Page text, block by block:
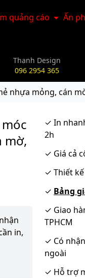
quảng cáo
Ấn
Thanh Design
096 2954 365
nhựa mỏng, cán
mờ,
in,
✓ In
2h
✓ Giá cả
✓ Thiết
✓ Bảng
✓ Giao
TPHCM
✓ Có
ngoài
✓ Hỗ trợ